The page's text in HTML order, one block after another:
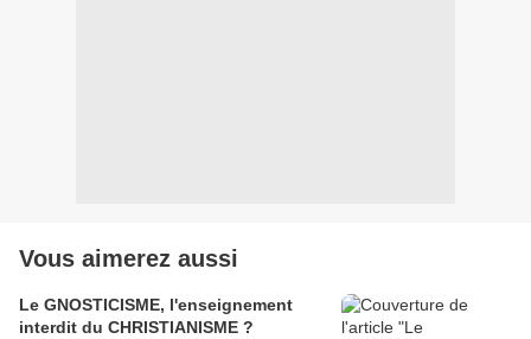
Vous aimerez aussi
Le GNOSTICISME, l'enseignement
interdit du CHRISTIANISME ?